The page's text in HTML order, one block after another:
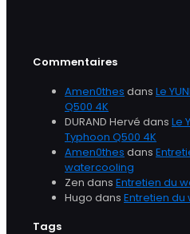
Commentaires
Amen0thes dans Le
Q500 4K
DURAND Hervé dans Le
Typhoon Q500 4K
Amen0thes dans
watercooling
Zen dans Entretien du
Hugo dans Entretien
Tags